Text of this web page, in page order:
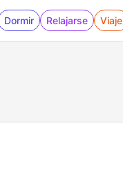
Dormir Relajarse Viaje